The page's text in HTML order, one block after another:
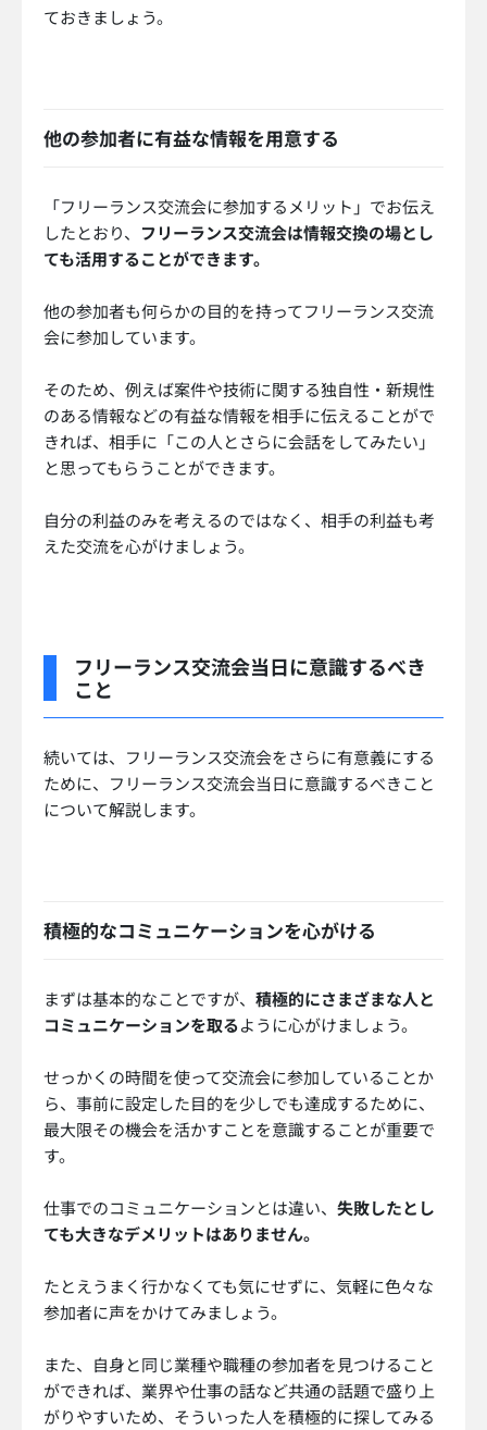
ておきましょう。
他の参加者に有益な情報を用意する
「フリーランス交流会に参加するメリット」でお伝え
したとおり、 フリーランス交流会は情報交換の場とし
ても活用することができます。
他の参加者も何らかの目的を持ってフリーランス交流
会に参加しています。
そのため、例えば案件や技術に関する独自性・新規性
のある情報などの有益な情報を相手に伝えることがで
きれば、相手に「この人とさらに会話をしてみたい」
と思ってもらうことができます。
自分の利益のみを考えるのではなく、相手の利益も考
えた交流を心がけましょう。
フリーランス交流会当日に意識するべき
こと
続いては、フリーランス交流会をさらに有意義にする
ために、フリーランス交流会当日に意識するべきこと
について解説します。
積極的なコミュニケーションを心がける
まずは基本的なことですが、 積極的にさまざまな人と
コミュニケーションを取るように心がけましょう。
せっかくの時間を使って交流会に参加していることか
ら、事前に設定した目的を少しでも達成するために、
最大限その機会を活かすことを意識することが重要で
す。
仕事でのコミュニケーションとは違い、 失敗したとし
ても大きなデメリットはありません。
たとえうまく行かなくても気にせずに、気軽に色々な
参加者に声をかけてみましょう。
また、自身と同じ業種や職種の参加者を見つけること
ができれば、業界や仕事の話など共通の話題で盛り上
がりやすいため、そういった人を積極的に探してみる